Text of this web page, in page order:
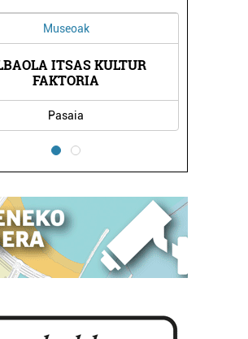
Museoak
ITSAS KULTUR
FAKTORIA
Pasaia